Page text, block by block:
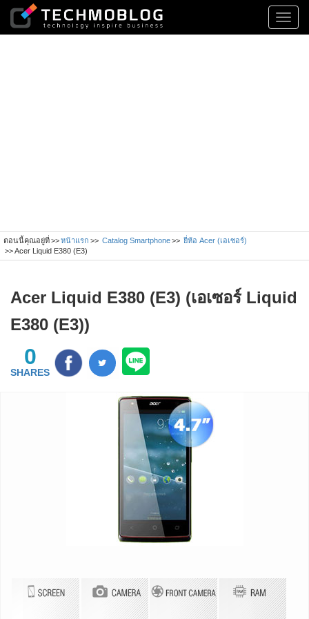
ตอนนี้คุณอยู่ที่ หน้าแรก Catalog Smartphone
ยี่ห้อ Acer (เอเซอร์)
Acer Liquid E380 (E3)
Acer Liquid E380 (E3) (เอเซอร์ Liquid
E380 (E3))
0
SHARES